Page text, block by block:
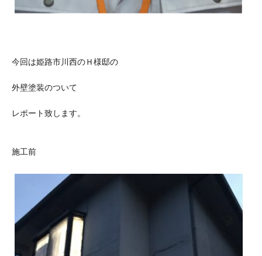
今回は姫路市川西のＨ様邸の
外壁塗装のついて
レポート致します。
施工前